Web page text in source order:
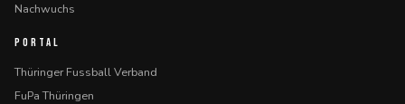
Nachwuchs
PORTAL
Thüringer Fussball Verband
FuPa Thüringen